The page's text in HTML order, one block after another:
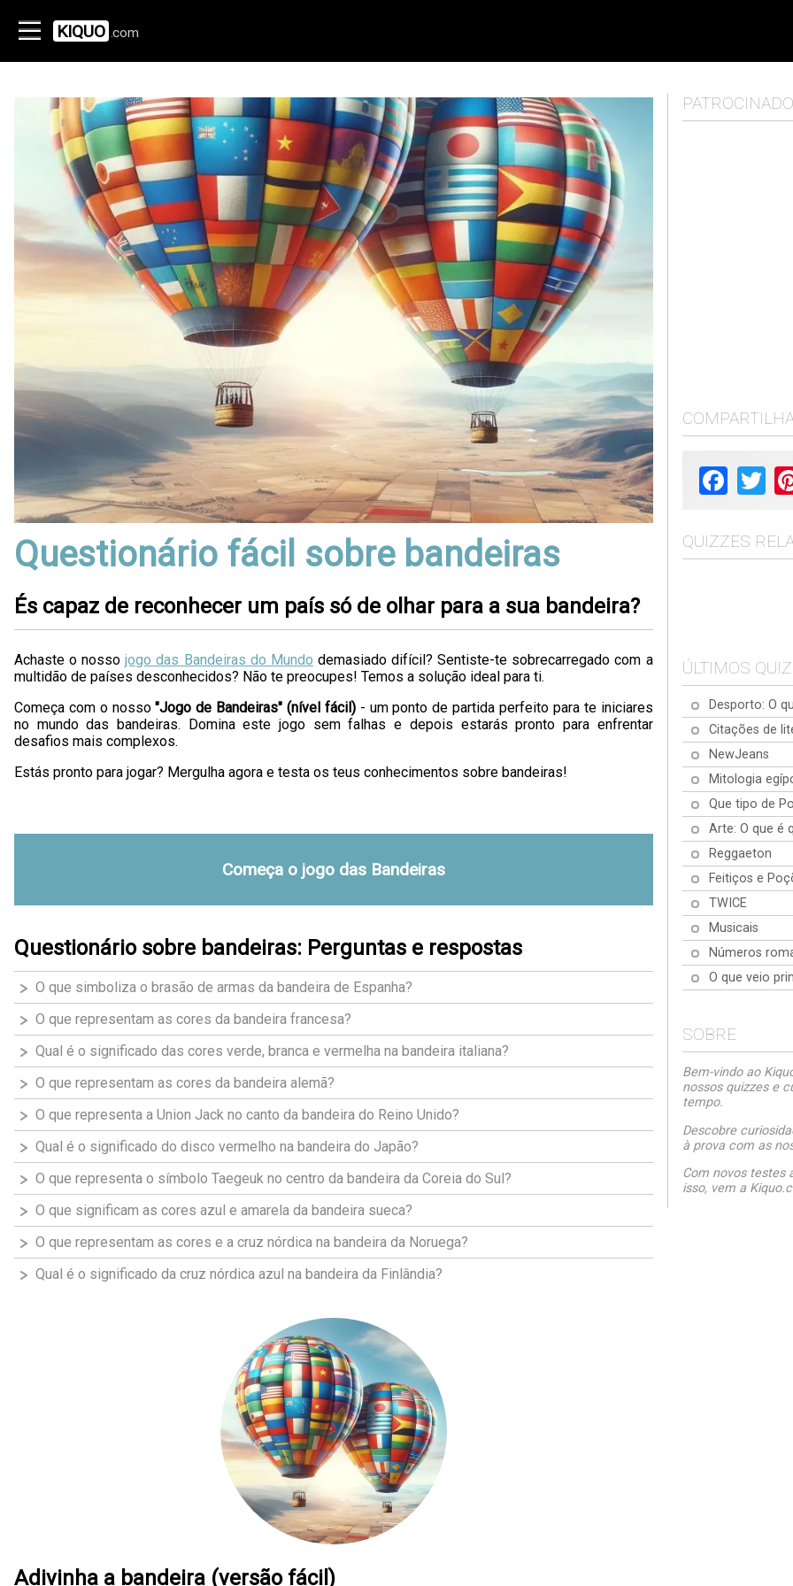
KIQUO .com
Questionário fácil sobre bandeiras
És capaz de reconhecer um país só de olhar para a sua bandeira?
Achaste o nossojogo das Bandeiras do Mundo demasiado difícil? Sentiste-te sobrecarregado com a
multidão de países desconhecidos? Não te preocupes! Temos a solução ideal para ti.
Começa com o nosso"Jogo de Bandeiras" (nível fácil)- um ponto de partida perfeito para te iniciares
no mundo das bandeiras. Domina este jogo sem falhas e depois estarás pronto para enfrentar
desafios mais complexos.
Estás pronto para jogar? Mergulha agora e testa os teus conhecimentos sobre bandeiras!
Começa o jogo das Bandeiras
Questionário sobre bandeiras: Perguntas e respostas
O que simboliza o brasão de armas da bandeira de Espanha?
O que representam as cores da bandeira francesa?
Qual é o significado das cores verde, branca e vermelha na bandeira italiana?
O que representam as cores da bandeira alemã?
O que representa a Union Jack no canto da bandeira do Reino Unido?
Qual é o significado do disco vermelho na bandeira do Japão?
O que representa o símbolo Taegeuk no centro da bandeira da Coreia do Sul?
O que significam as cores azul e amarela da bandeira sueca?
O que representam as cores e a cruz nórdica na bandeira da Noruega?
Qual é o significado da cruz nórdica azul na bandeira da Finlândia?
Adivinha a bandeira (versão fácil)
PATROCINADO
Facebook
QUIZZES
ÚLTIMOS
Desporto: O
Citações de
NewJeans
Mitologia
Que tipo de
Arte: O que é
Reggaeton
Feitiços e
TWICE
Musicais
Números
O que veio
SOBRE
Bem-vindo ao
nossos quizzes e
tempo.
Descobre
à prova com as
Com novos testes
isso, vem a